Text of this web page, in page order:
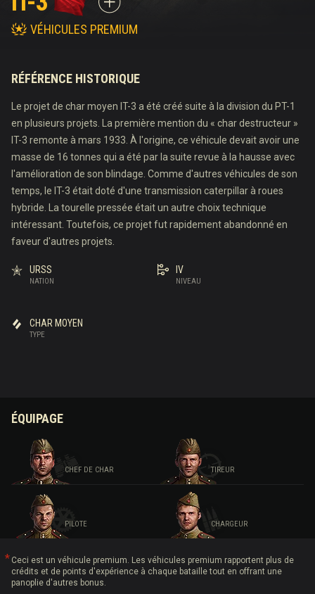
VÉHICULES PREMIUM
RÉFÉRENCE HISTORIQUE
Le projet de char moyen IT-3 a été créé suite à la division du PT-1
en plusieurs projets. La première mention du « char destructeur »
IT-3 remonte à mars 1933. À l'origine, ce véhicule devait avoir une
masse de 16 tonnes qui a été par la suite revue à la hausse avec
l'amélioration de son blindage. Comme d'autres véhicules de son
temps, le IT-3 était doté d'une transmission caterpillar à roues
hybride. La tourelle pressée était un autre choix technique
intéressant. Toutefois, ce projet fut rapidement abandonné en
faveur d'autres projets.
NATION
URSS
NIVEAU
IV
TYPE
CHAR MOYEN
ÉQUIPAGE
CHEF DE CHAR TIREUR
PILOTE CHARGEUR
Ceci est un véhicule premium. Les véhicules premium rapportent plus de
crédits et de points d'expérience à chaque bataille tout en offrant une
panoplie d'autres bonus.